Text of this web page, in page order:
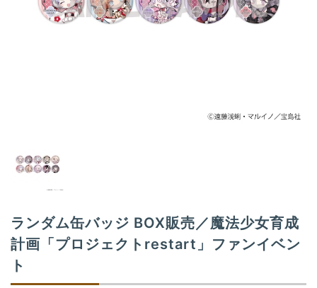
n
ランダム缶バッジ BOX販売／魔法少女育成
計画「プロジェクトrestart」ファンイベン
ト